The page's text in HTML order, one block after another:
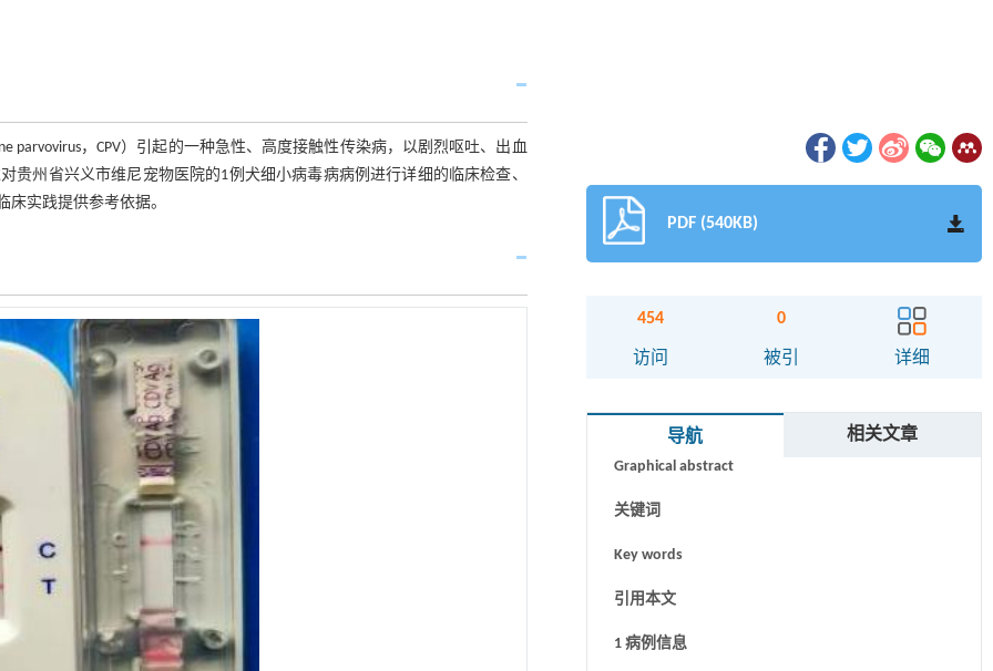
parvovirus，CPV）引起的一种急性、高度接触性传染病，以剧烈呕吐、出血
州省兴义市维尼宠物医院的1例犬细小病毒病病例进行详细的临床检查、
实践提供参考依据。
PDF (540KB)
454
访问
0
被引 详细
导航 相关文章
Graphical abstract
关键词
Key words
引用本文
1 病例信息